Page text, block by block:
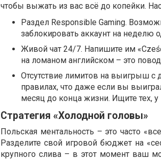
чтобы выжать из вас всё до копейки.
Раздел Responsible Gaming.
заблокировать аккаунт на неделю
Живой чат 24/7. Напишите им
на ломаном английском – это
Отсутствие лимитов на выигрыш
правилах, что даже если вы
месяц до конца жизни. Ищите тех,
Стратегия «Холодной головы»
Польская ментальность – это часто
Разделите свой игровой бюджет на
крупного слива – в этот момент ваш